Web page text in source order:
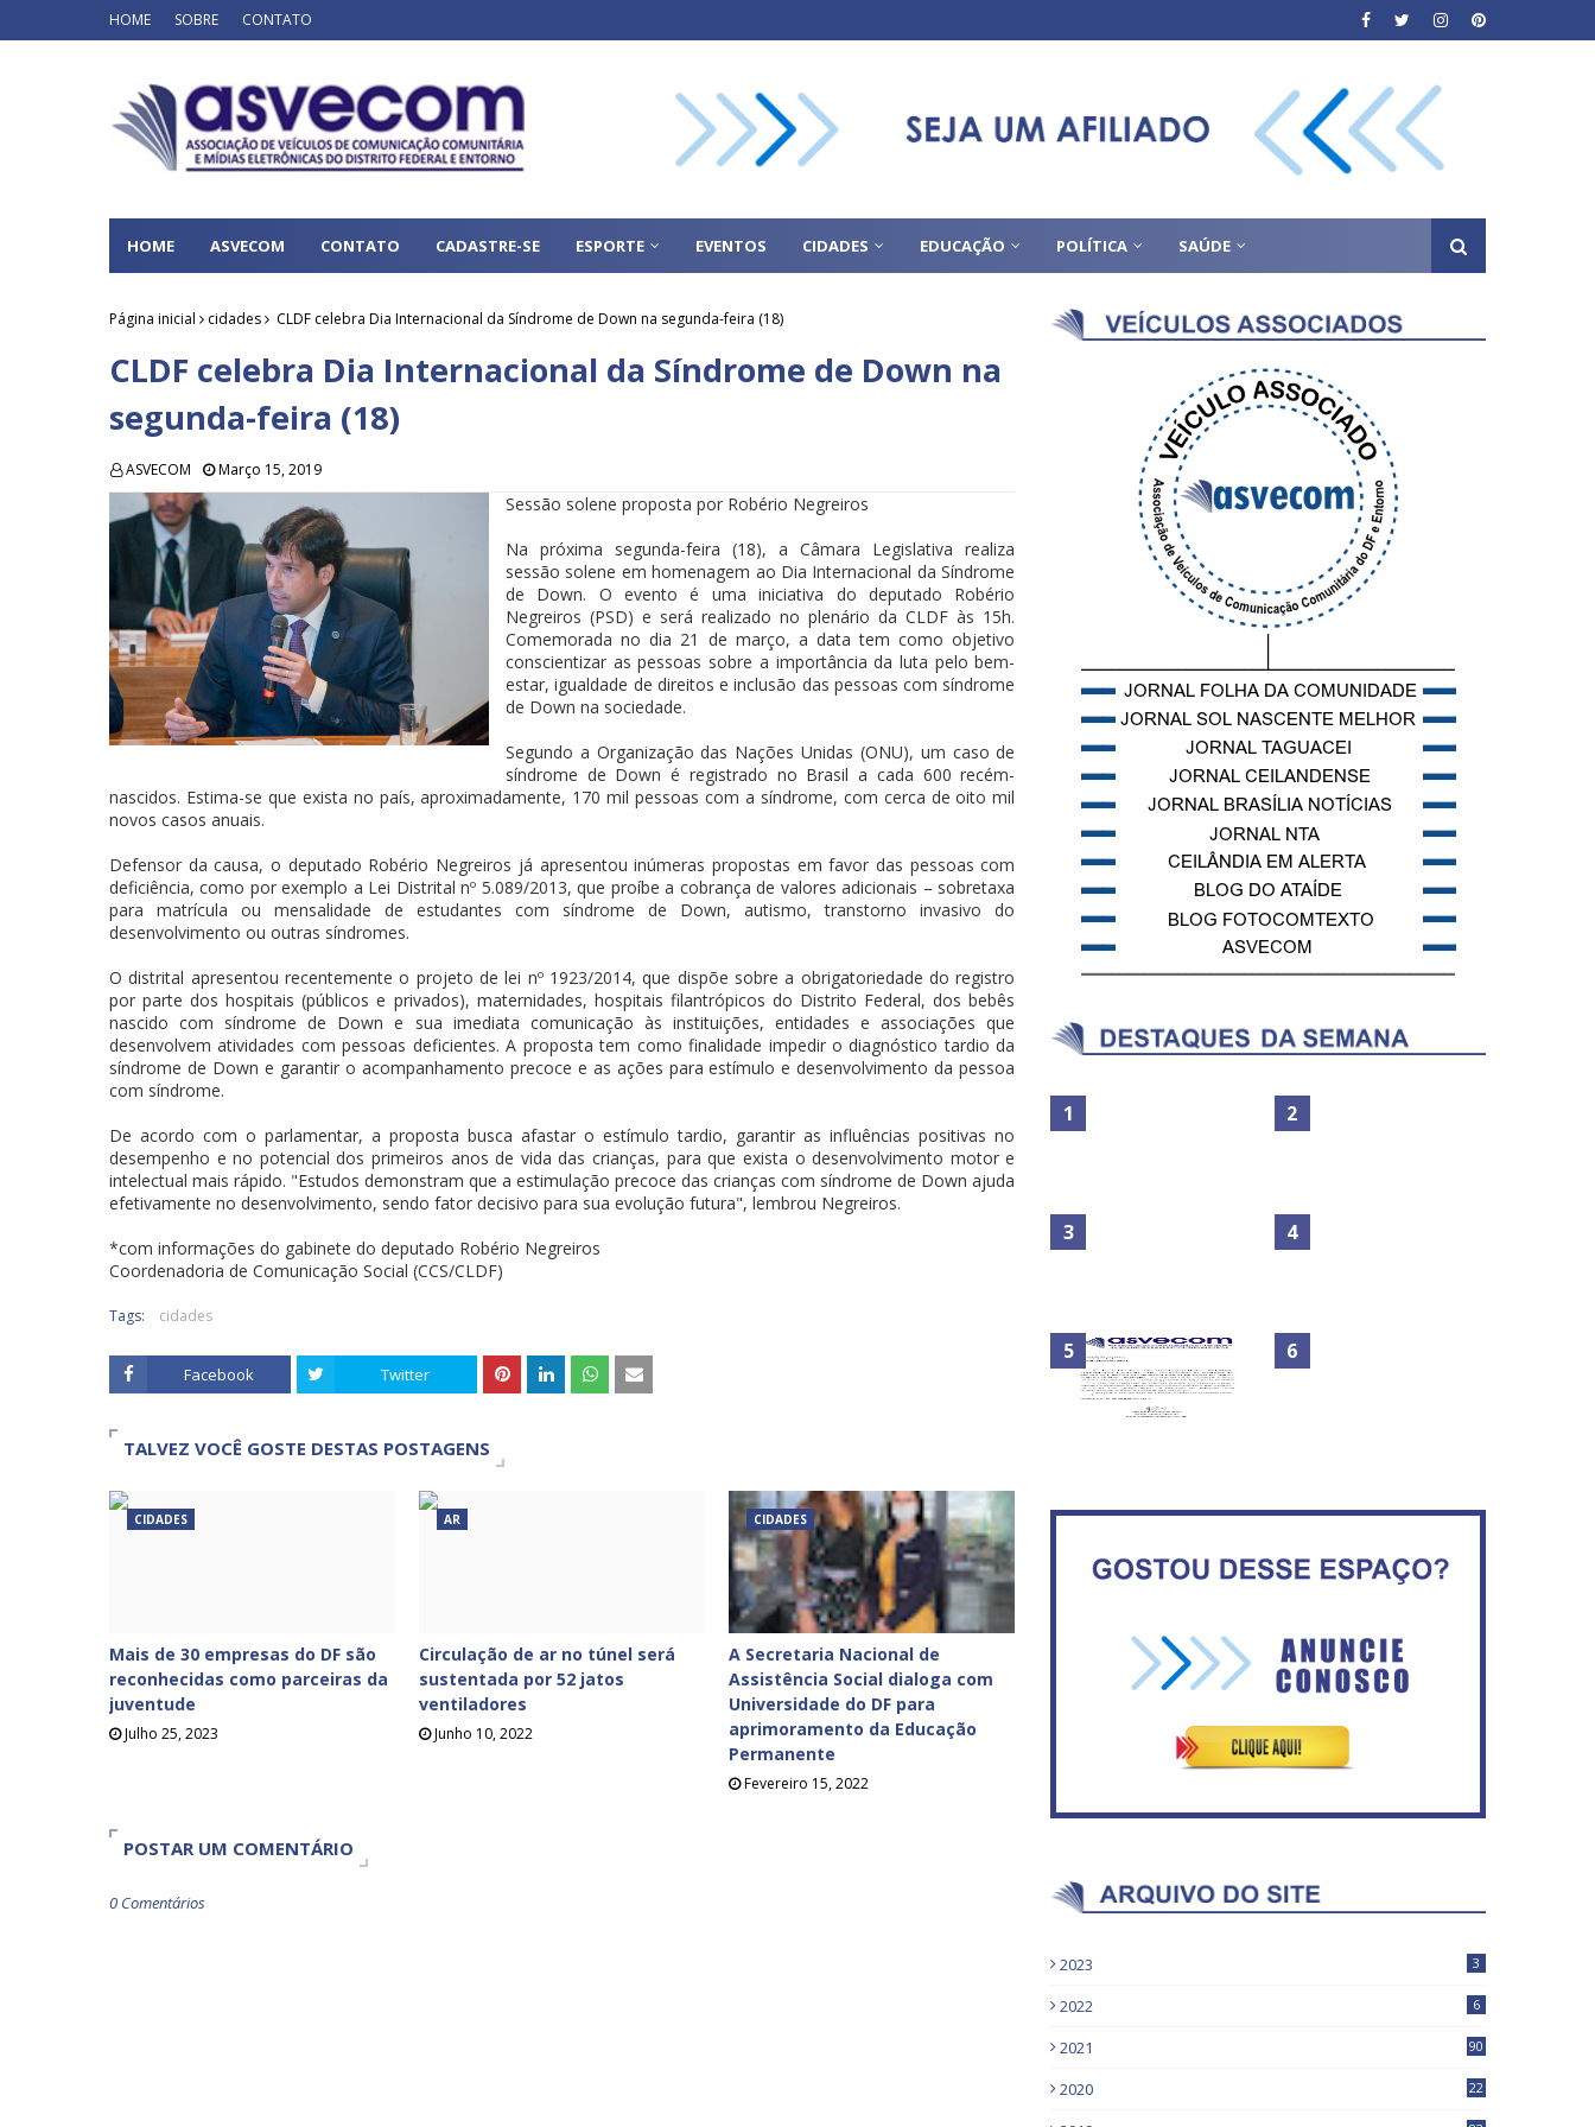
HOME SOBRE CONTATO
HOME ASVECOM CONTATO CADASTRE-SE ESPORTE EVENTOS CIDADES EDUCAÇÃO POLÍTICA SAÚDE
Página inicial cidades CLDF celebra Dia Internacional da Síndrome de Down na segunda-feira (18)
CLDF celebra Dia Internacional da Síndrome de Down na
segunda-feira (18)
ASVECOM Março 15, 2019
Sessão solene proposta por Robério Negreiros
Na próxima segunda-feira (18), a Câmara Legislativa realiza
sessão solene em homenagem ao Dia Internacional da Síndrome
de Down. O evento é uma iniciativa do deputado Robério
Negreiros (PSD) e será realizado no plenário da CLDF às 15h.
Comemorada no dia 21 de março, a data tem como objetivo
conscientizar as pessoas sobre a importância da luta pelo bem-
estar, igualdade de direitos e inclusão das pessoas com síndrome
de Down na sociedade.
Segundo a Organização das Nações Unidas (ONU), um caso de
síndrome de Down é registrado no Brasil a cada 600 recém-
nascidos. Estima-se que exista no país, aproximadamente, 170 mil pessoas com a síndrome, com cerca de oito mil
novos casos anuais.
Defensor da causa, o deputado Robério Negreiros já apresentou inúmeras propostas em favor das pessoas com
deficiência, como por exemplo a Lei Distrital nº 5.089/2013, que proíbe a cobrança de valores adicionais – sobretaxa
para matrícula ou mensalidade de estudantes com síndrome de Down, autismo, transtorno invasivo do
desenvolvimento ou outras síndromes.
O distrital apresentou recentemente o projeto de lei nº 1923/2014, que dispõe sobre a obrigatoriedade do registro
por parte dos hospitais (públicos e privados), maternidades, hospitais filantrópicos do Distrito Federal, dos bebês
nascido com síndrome de Down e sua imediata comunicação às instituições, entidades e associações que
desenvolvem atividades com pessoas deficientes. A proposta tem como finalidade impedir o diagnóstico tardio da
síndrome de Down e garantir o acompanhamento precoce e as ações para estímulo e desenvolvimento da pessoa
com síndrome.
De acordo com o parlamentar, a proposta busca afastar o estímulo tardio, garantir as influências positivas no
desempenho e no potencial dos primeiros anos de vida das crianças, para que exista o desenvolvimento motor e
intelectual mais rápido. "Estudos demonstram que a estimulação precoce das crianças com síndrome de Down ajuda
efetivamente no desenvolvimento, sendo fator decisivo para sua evolução futura", lembrou Negreiros.
*com informações do gabinete do deputado Robério Negreiros
Coordenadoria de Comunicação Social (CCS/CLDF)
Tags: cidades
Facebook Twitter
TALVEZ VOCÊ GOSTE DESTAS POSTAGENS
CIDADES
Mais de 30 empresas do DF são
reconhecidas como parceiras da
juventude
Julho 25, 2023
AR
Circulação de ar no túnel será
sustentada por 52 jatos
ventiladores
Junho 10, 2022
CIDADES
A Secretaria Nacional de
Assistência Social dialoga com
Universidade do DF para
aprimoramento da Educação
Permanente
Fevereiro 15, 2022
POSTAR UM COMENTÁRIO
0 Comentários
Maior São João do Cerrado
movimenta fim de semana
Circulação de ar no túnel
ASVECOM: Renúncia Ana
Secretaria da Fazenda abre
120 vagas no Distrito Federal
2023 3
2022 6
2021 90
2020
22